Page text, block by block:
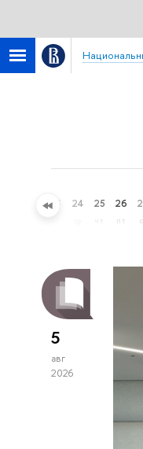
23 24 25 26
пт
5
авг
2026